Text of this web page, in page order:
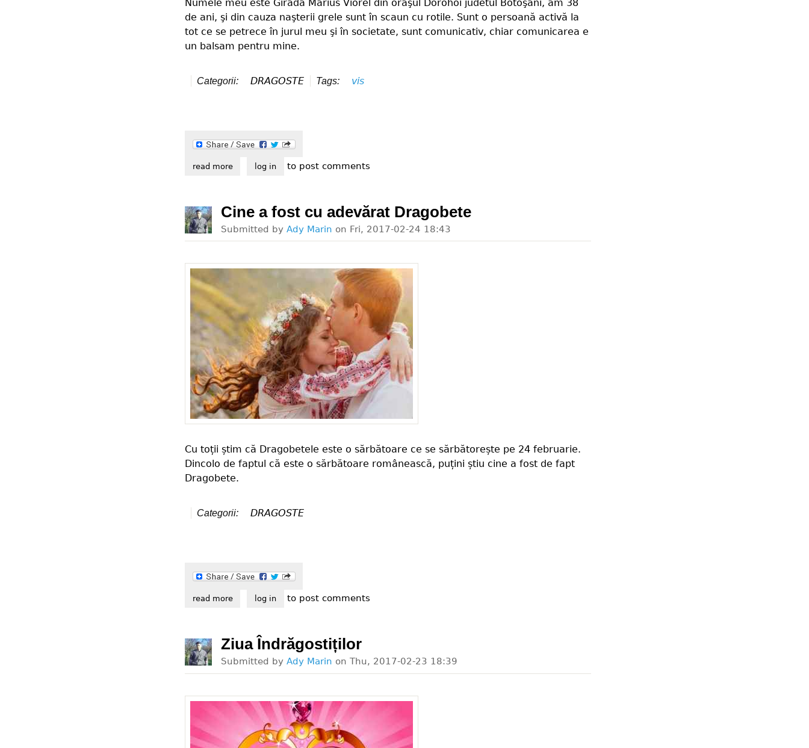
Numele meu este Girada Marius Viorel din oraşul Dorohoi judetul Botoşani, am 38
de ani, şi din cauza naşterii grele sunt în scaun cu rotile. Sunt o persoană activă la
tot ce se petrece în jurul meu şi în societate, sunt comunicativ, chiar comunicarea e
un balsam pentru mine.
Categorii: DRAGOSTE Tags: vis
read moreabout visez la o iubire
log in to post comments
Cine a fost cu adevărat Dragobete
Submitted by Ady Marin on Fri, 2017-02-24 18:43
Cu toții știm că Dragobetele este o sărbătoare ce se sărbătorește pe 24 februarie.
Dincolo de faptul că este o sărbătoare românească, puțini știu cine a fost de fapt
Dragobete.
Categorii: DRAGOSTE
read moreabout cine a fost cu adevărat dragobete
log in to post comments
Ziua Îndrăgostiților
Submitted by Ady Marin on Thu, 2017-02-23 18:39